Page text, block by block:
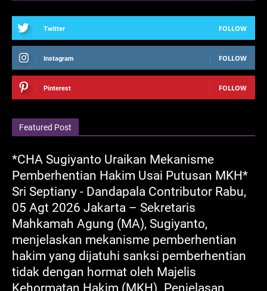
Twitter FOLLOW
Instagram FOLLOW
Pinterest FOLLOW
Featured Post
*CHA Sugiyanto Uraikan Mekanisme
Pemberhentian Hakim Usai Putusan MKH*
Sri Septiany - Dandapala Contributor Rabu,
05 Agt 2026 Jakarta – Sekretaris
Mahkamah Agung (MA), Sugiyanto,
menjelaskan mekanisme pemberhentian
hakim yang dijatuhi sanksi pemberhentian
tidak dengan hormat oleh Majelis
Kehormatan Hakim (MKH). Penjelasan